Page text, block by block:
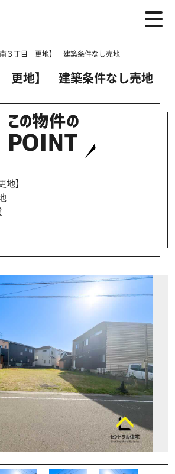
南３丁目 更地】 建築条件なし売地
更地】 建築条件なし売地
地】